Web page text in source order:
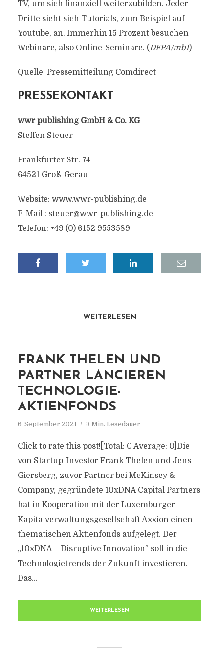
TV, um sich finanziell weiterzubilden. Jeder
Dritte sieht sich Tutorials, zum Beispiel auf
Youtube, an. Immerhin 15 Prozent besuchen
Webinare, also Online-Seminare. (DFPA/mb1)
Quelle: Pressemitteilung Comdirect
PRESSEKONTAKT
wwr publishing GmbH & Co. KG
Steffen Steuer
Frankfurter Str. 74
64521 Groß-Gerau
Website: www.wwr-publishing.de
E-Mail : steuer@wwr-publishing.de
Telefon: +49 (0) 6152 9553589
WEITERLESEN
FRANK THELEN UND
PARTNER LANCIEREN
TECHNOLOGIE-
AKTIENFONDS
6. September 2021 3 Min. Lesedauer
Click to rate this post![Total: 0 Average: 0]Die
von Startup-Investor Frank Thelen und Jens
Giersberg, zuvor Partner bei McKinsey &
Company, gegründete 10xDNA Capital Partners
hat in Kooperation mit der Luxemburger
Kapitalverwaltungsgesellschaft Axxion einen
thematischen Aktienfonds aufgelegt. Der
„10xDNA – Disruptive Innovation” soll in die
Technologietrends der Zukunft investieren.
Das...
WEITERLESEN